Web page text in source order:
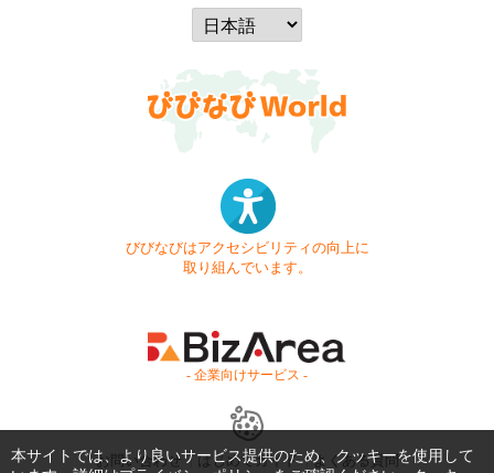
びびなびはアクセシビリティの向上に
取り組んでいます。
- 企業向けサービス -
お問い合わせ はじめてガイド よくある質問
本サイトでは、より良いサービス提供のため、クッキーを使用して